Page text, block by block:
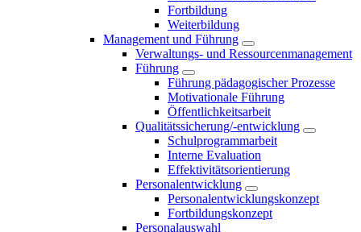
Fortbildung
Weiterbildung
Management und Führung
Verwaltungs- und Ressourcenmanagement
Führung
Führung pädagogischer Prozesse
Motivationale Führung
Öffentlichkeitsarbeit
Qualitätssicherung/-entwicklung
Schulprogrammarbeit
Interne Evaluation
Effektivitätsorientierung
Personalentwicklung
Personalentwicklungskonzept
Fortbildungskonzept
Personalauswahl